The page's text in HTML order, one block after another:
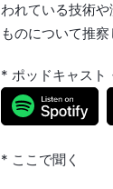
われている技術
ものについて推
* ポッドキャスト
* ここで聞く